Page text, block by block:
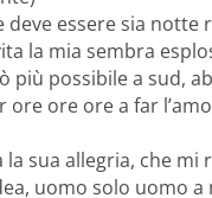
deve essere sia notte
la mia sembra
più possibile a sud,
ore ore a far
la sua allegria, che mi
uomo solo uomo